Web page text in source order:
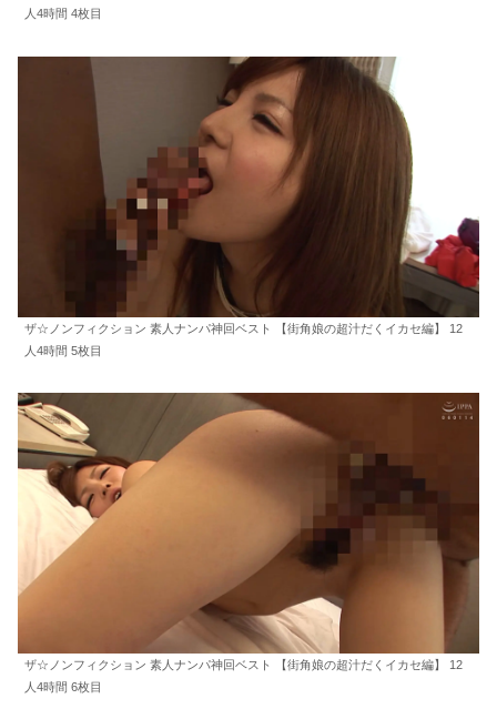
人4時間 4枚目
ザ☆ノンフィクション 素人ナンパ神回ベスト 【街角娘の超汁だくイカセ編】 12
人4時間 5枚目
ザ☆ノンフィクション 素人ナンパ神回ベスト 【街角娘の超汁だくイカセ編】 12
人4時間 6枚目